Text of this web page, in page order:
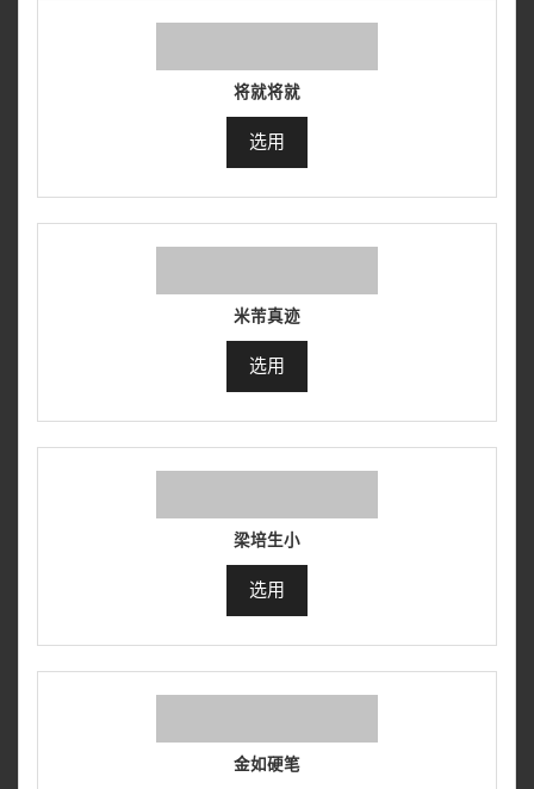
将就将就
选用
米芾真迹
选用
梁培生小
选用
金如硬笔